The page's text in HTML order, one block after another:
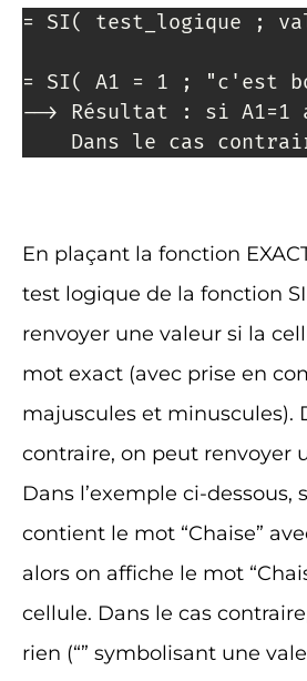
= SI( test_logique ;
= SI( A1 = 1 ; "c'est
--> Résultat : si
Dans le cas
En plaçant la fonction
test logique de la fonction
renvoyer une valeur si la
mot exact (avec prise en
majuscules et minuscules).
contraire, on peut renvoyer
Dans l’exemple ci-dessous,
contient le mot “Chaise”
alors on affiche le mot
cellule. Dans le cas
rien (“” symbolisant une